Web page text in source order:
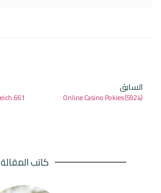
السابق
Online Casino Pokies (5924)
كاتب المقالة